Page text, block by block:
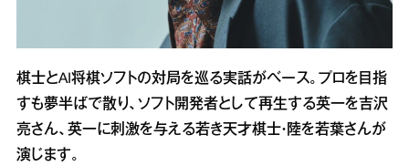
棋士とAI将棋ソフトの対局を巡る実話がベース。プロを目指
すも夢半ばで散り、ソフト開発者として再生する英一を吉沢
亮さん、英一に刺激を与える若き天才棋士・陸を若葉さんが
演じます。